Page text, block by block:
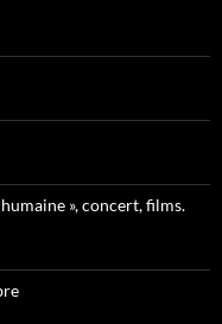
», concert, films.